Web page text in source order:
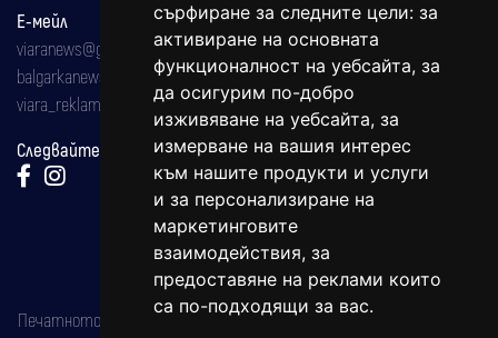
сърфиране за следните цели: за
активиране на основната
функционалност на уебсайта, за
да осигурим по-добро
изживяване на уебсайта, за
измерване на вашия интерес
към нашите продукти и услуги
и за персонализиране на
маркетинговите
взаимодействия, за
предоставяне на реклами които
са по-подходящи за вас.
Е-мейл
viaranews@gmail.com
balgarkanews@gmail.com
viara_reklama@mail.bg
Следвайте ни:
Печатното издание на вестника е регистрирано в националния